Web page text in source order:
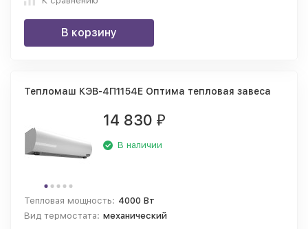
В корзину
Тепломаш КЭВ-4П1154Е Оптима тепловая завеса
14 830 ₽
В наличии
Тепловая мощность: 4000 Вт
Вид термостата: механический